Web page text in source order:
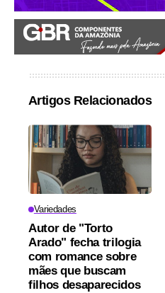
Artigos Relacionados
Variedades
Autor de "Torto
Arado" fecha trilogia
com romance sobre
mães que buscam
filhos desaparecidos